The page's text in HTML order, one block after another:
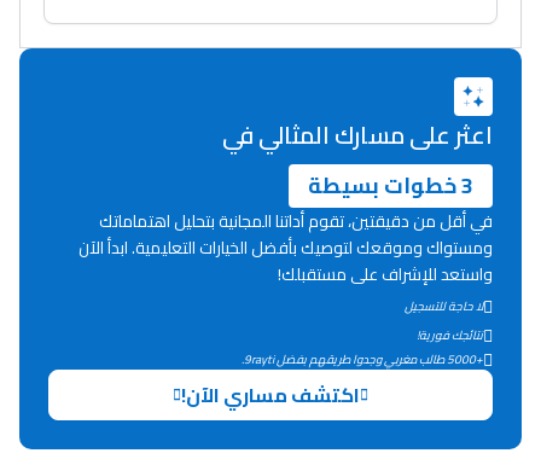
دليل المهن
ما يزيد عن 149 مهنة
دليل التوجيه
التوجيه بالثانوي و الإعدادي
اعثر على مسارك المثالي في
3 خطوات بسيطة
في أقل من دقيقتين، تقوم أداتنا المجانية بتحليل اهتماماتك
ومستواك وموقعك لتوصيك بأفضل الخيارات التعليمية. ابدأ الآن
واستعد للإشراف على مستقبلك!
لا حاجة للتسجيل
نتائجك فورية!
+5000 طالب مغربي وجدوا طريقهم بفضل 9rayti.
اكتشف مساري الآن!